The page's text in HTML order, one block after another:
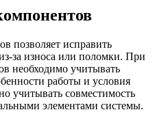
позволяет исправить
за износа или поломки. При
необходимо учитывать
работы и условия
учитывать совместимость
элементами системы.